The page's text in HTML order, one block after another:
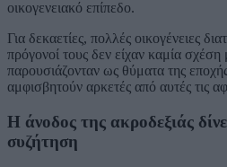
οικογενειακό επίπεδο.
Για δεκαετίες, πολλές οικογένειες
πρόγονοί τους δεν είχαν καμία
παρουσιάζονταν ως θύματα της
αμφισβητούν αρκετές από αυτές τις
Η άνοδος της ακροδεξιάς
συζήτηση